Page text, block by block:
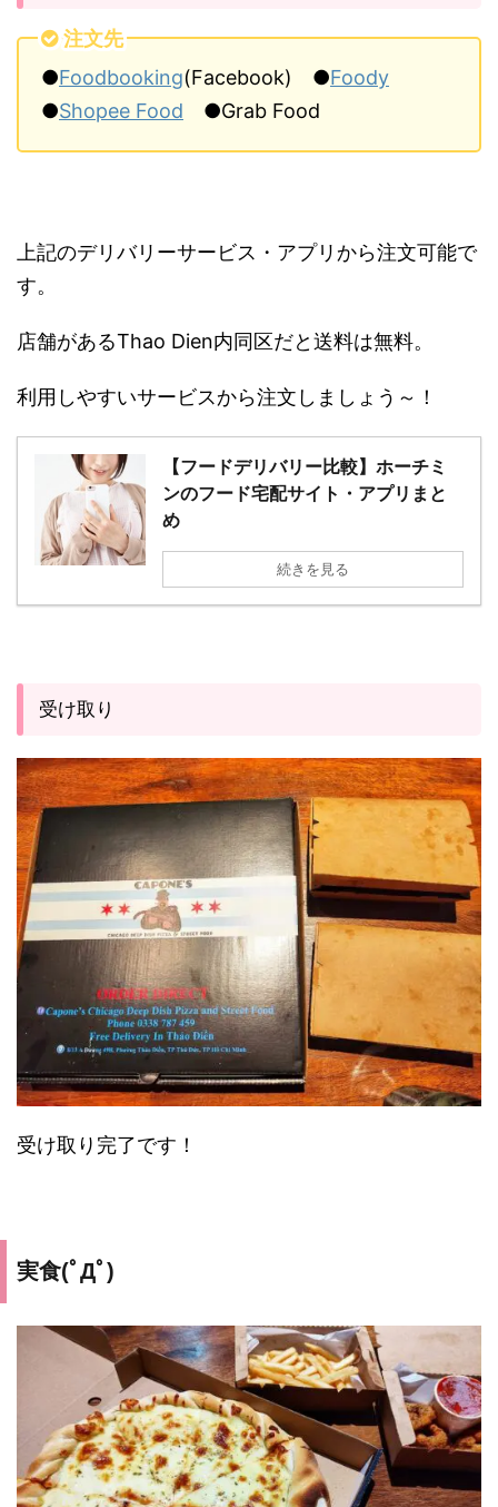
注文先
●Foodbooking(Facebook) ●Foody
●Shopee Food ●Grab Food
上記のデリバリーサービス・アプリから注文可能で
す。
店舗があるThao Dien内同区だと送料は無料。
利用しやすいサービスから注文しましょう～！
【フードデリバリー比較】ホーチミ
ンのフード宅配サイト・アプリまと
め
続きを見る
受け取り
受け取り完了です！
実食(ﾟДﾟ)